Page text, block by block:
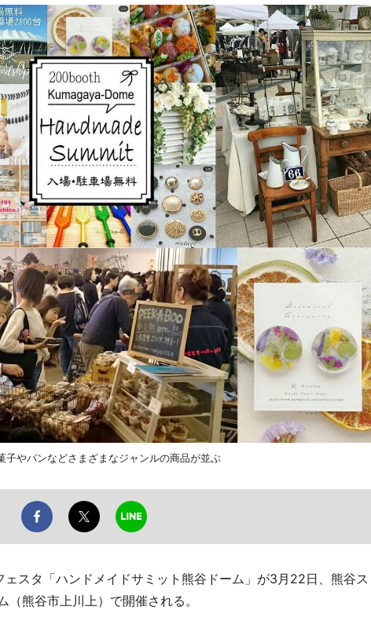
やパンなどさまざまなジャンルの商品が並ぶ
スタ「ハンドメイドサミット熊谷ドーム」が3月22日、熊谷ス
熊谷市上川上）で開催される。